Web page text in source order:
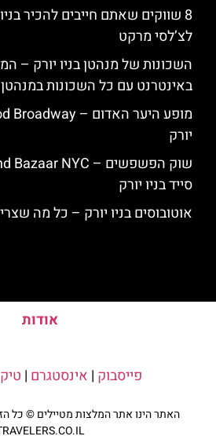
8 שווקים שאתם חייבים להכיר
לצ’לסי מרקט
השכונות של מנהטן בניו יורק –
באינטרנט עם כל השכונות במנהטן
יורק
סייד בניו יורק
אוטובוסים בניו יורק – כל מה
אודות
פייסבוק | אינסטגרם |
האתר הינו אתר המלצות מטיילים © כל